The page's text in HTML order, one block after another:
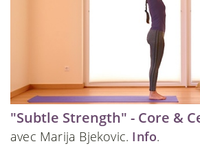
"Subtle Strength" - Core &
avec Marija Bjekovic. Info.